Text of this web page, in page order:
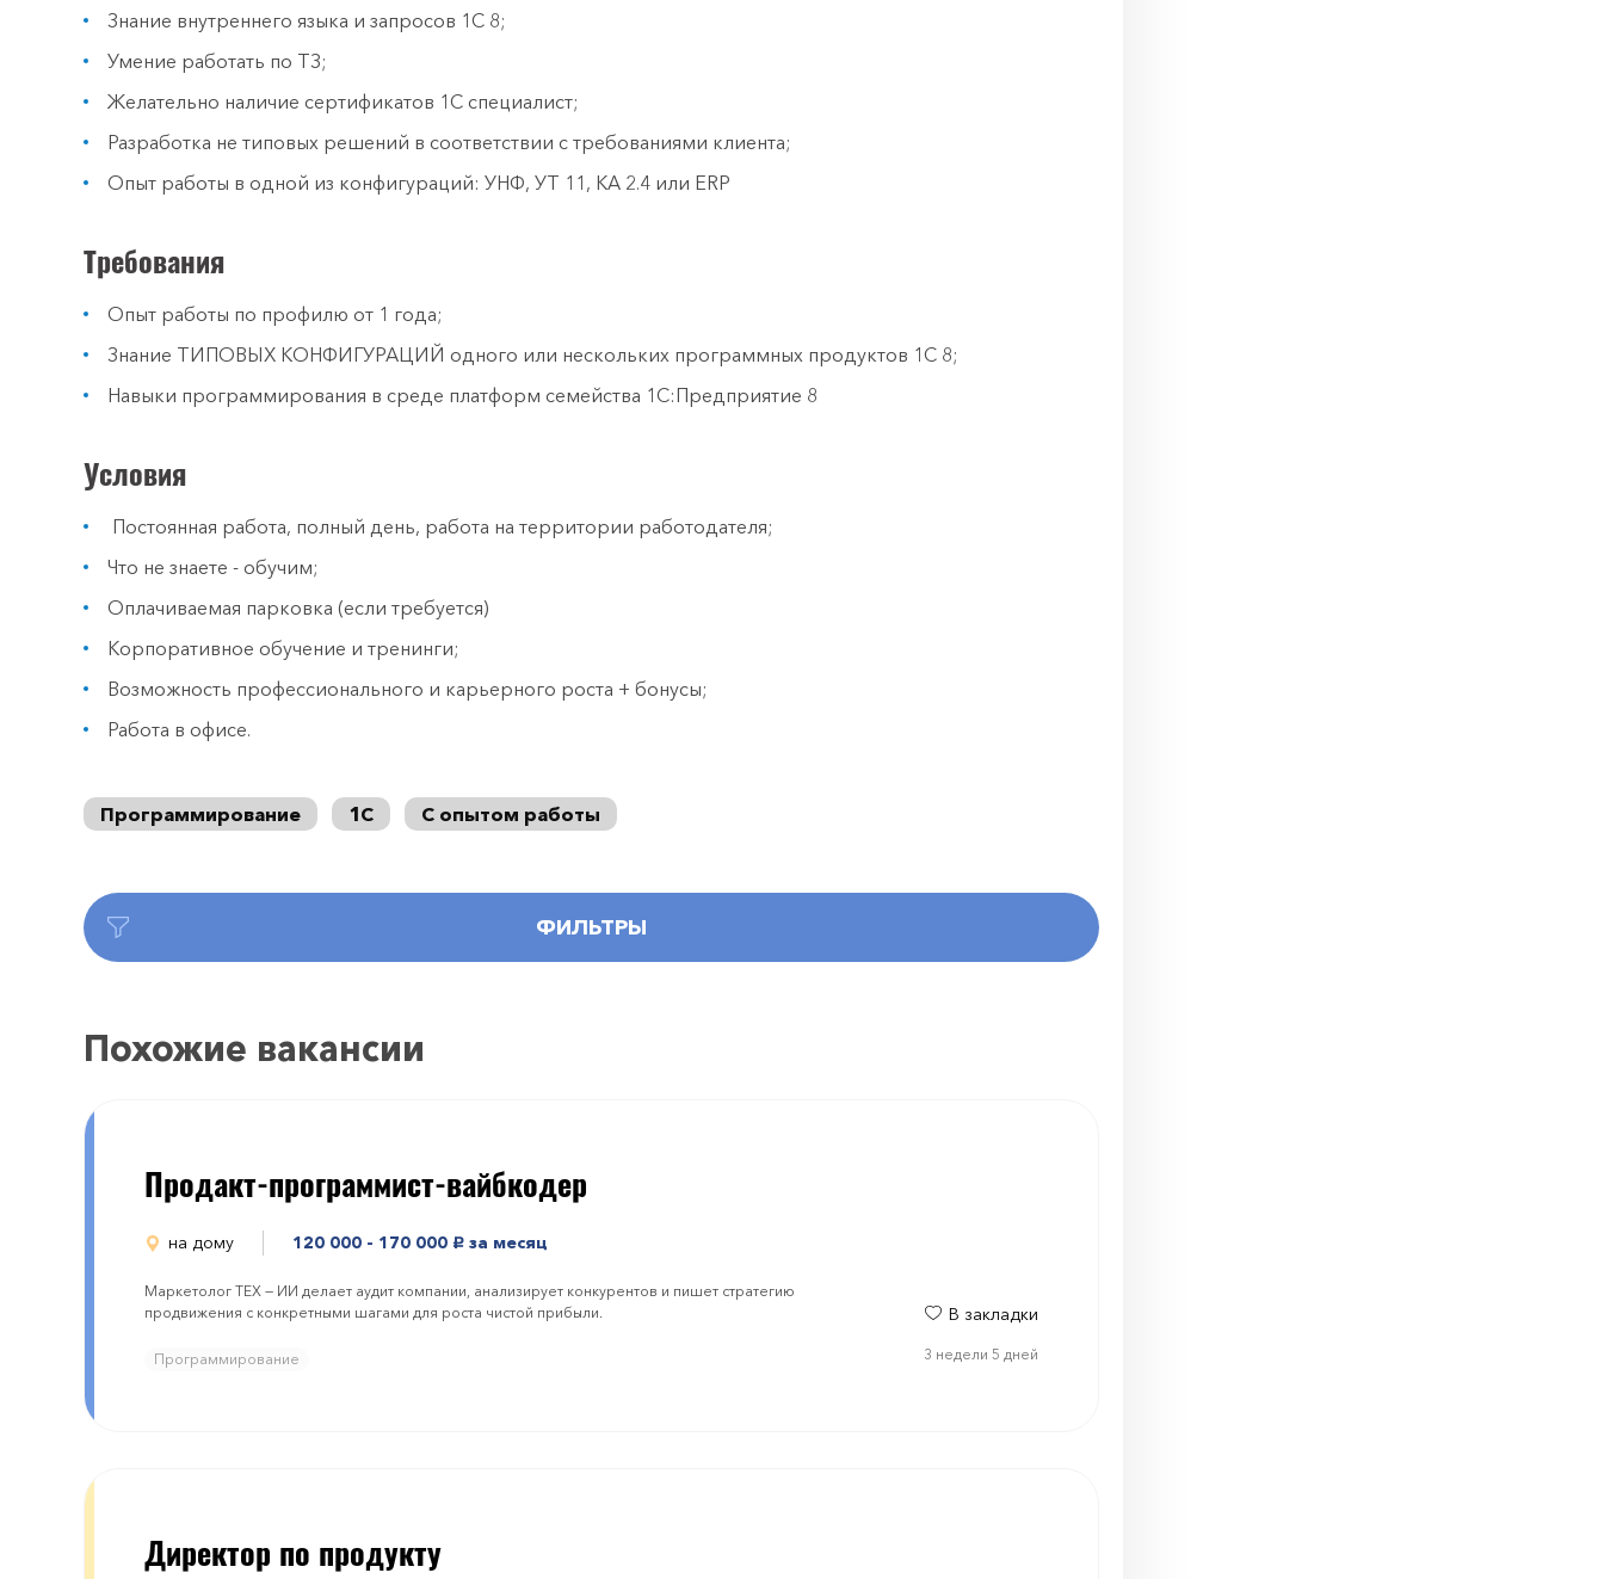
Знание внутреннего языка и запросов 1С 8;
Умение работать по ТЗ;
Желательно наличие сертификатов 1С специалист;
Разработка не типовых решений в соответствии с требованиями клиента;
Опыт работы в одной из конфигураций: УНФ, УТ 11, КА 2.4 или ERP
Требования
Опыт работы по профилю от 1 года;
Знание ТИПОВЫХ КОНФИГУРАЦИЙ одного или нескольких программных продуктов 1С 8;
Навыки программирования в среде платформ семейства 1С:Предприятие 8
Условия
Постоянная работа, полный день, работа на территории работодателя;
Что не знаете - обучим;
Оплачиваемая парковка (если требуется)
Корпоративное обучение и тренинги;
Возможность профессионального и карьерного роста + бонусы;
Работа в офисе.
Программирование 1С С опытом работы
ФИЛЬТРЫ
Похожие вакансии
Продакт-программист-вайбкодер
на дому 120 000 - 170 000 руб. за месяц
Маркетолог ТЕХ — ИИ делает аудит компании, анализирует конкурентов и пишет стратегию
продвижения с конкретными шагами для роста чистой прибыли.
Программирование
В закладки
3 недели 5 дней
Директор по продукту